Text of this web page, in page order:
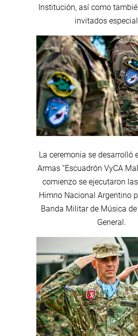
Institución, así como
invitados
La ceremonia se desarrolló
Armas “Escuadrón VyCA
comienzo se ejecutaron
Himno Nacional Argentino
Banda Militar de Música
General.